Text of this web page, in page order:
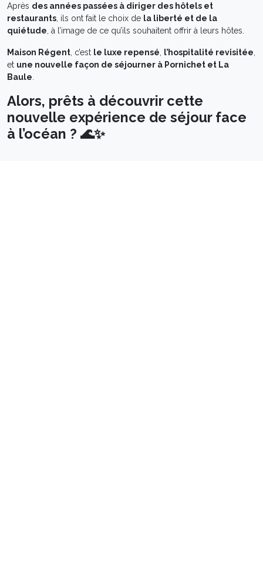
Après des années passées à diriger des hôtels et
restaurants , ils ont fait le choix de la liberté et de la
quiétude , à l’image de ce qu’ils souhaitent offrir à leurs hôtes.
Maison Régent , c’est le luxe repensé l’hospitalité revisitée
et une nouvelle façon de séjourner à Pornichet et La
Baule
Alors, prêts à découvrir cette
nouvelle expérience de séjour face
à l’océan ? 🌊✨